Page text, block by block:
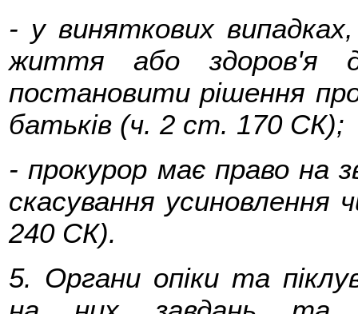
- у виняткових випадках,
життя або здоров'я
постановити рішення
батьків (ч. 2 ст. 170 СК);
- прокурор має право на
скасування усиновлення
240 СК).
5. Органи опіки та